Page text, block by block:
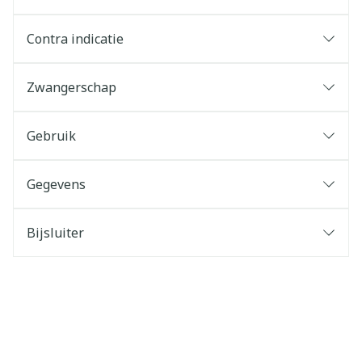
Contra indicatie
Zwangerschap
Gebruik
Gegevens
Bijsluiter